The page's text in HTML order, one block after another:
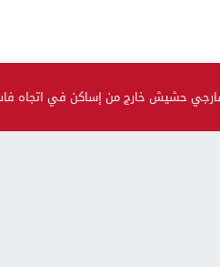
حشيش خارج من إساكن في اتجاه